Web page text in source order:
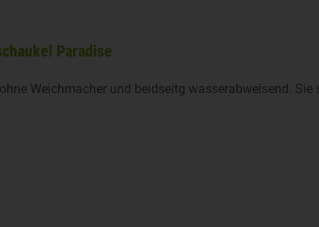
Paradise
Weichmacher und beidseitg wasserabweisend.